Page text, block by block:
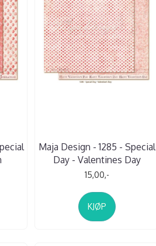
Maja Design - 1285 - Special
Day - Valentines Day
15,00,-
KJØP